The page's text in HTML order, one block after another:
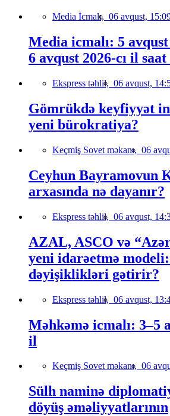
Media İcmalı, 06 avqust,
Media icmalı: 5
6 avqust 2026-cı il
Ekspress təhlil, 06 avqust,
Gömrükdə keyfiyyət
yeni bürokratiya?
Keçmiş Sovet məkanı, 06
Ceyhun Bayramovun
arxasında nə dayanır?
Ekspress təhlil, 06 avqust,
AZAL, ASCO və
yeni idarəetmə
dəyişiklikləri gətirir?
Ekspress təhlil, 06 avqust,
Məhkəmə icmalı: 3–5
il
Keçmiş Sovet məkanı, 06
Sülh naminə
döyüş əməliyyatlarının